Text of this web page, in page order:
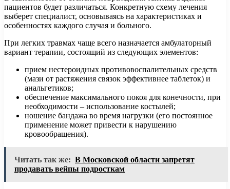
пациентов будет различаться. Конкретную схему лечения
выберет специалист, основываясь на характеристиках и
особенностях каждого случая и больного.
При легких травмах чаще всего назначается амбулаторный
вариант терапии, состоящий из следующих элементов:
прием нестероидных противовоспалительных средств
(мази от растяжения связок эффективнее таблеток) и
анальгетиков;
обеспечение максимального покоя для конечности, при
необходимости – использование костылей;
ношение бандажа во время нагрузки (его постоянное
применение может привести к нарушению
кровообращения).
Читать так же: В Московской области запретят
продавать вейпы подросткам